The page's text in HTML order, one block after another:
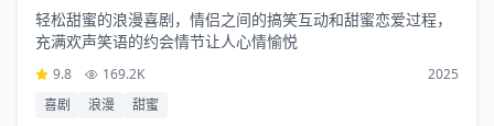
轻松甜蜜的浪漫喜剧，情侣之间的搞笑互动和甜蜜恋爱过程，
充满欢声笑语的约会情节让人心情愉悦
9.8 169.2K
2025
喜剧
浪漫 甜蜜